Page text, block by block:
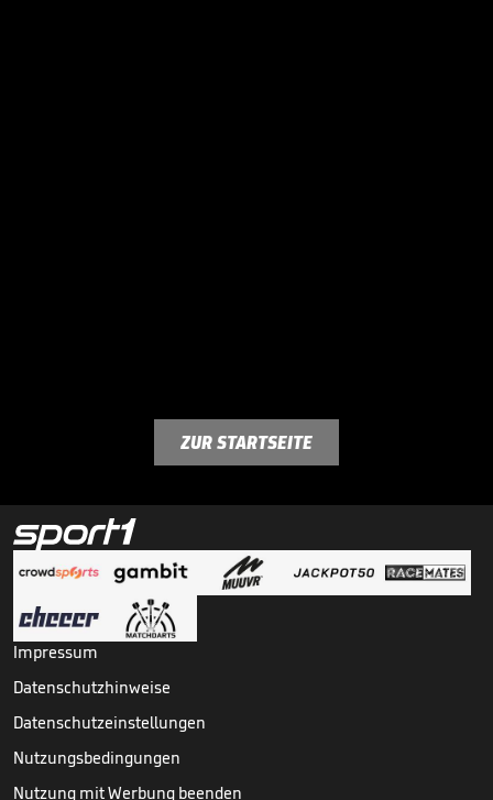
ZUR STARTSEITE
Impressum
Datenschutzhinweise
Datenschutzeinstellungen
Nutzungsbedingungen
Nutzung mit Werbung beenden